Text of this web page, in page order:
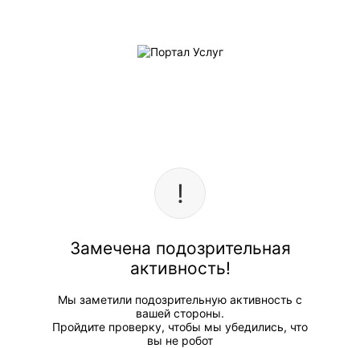
Замечена подозрительная
активность!
Мы заметили подозрительную активность с
вашей стороны.
Пройдите проверку, чтобы мы убедились, что
вы не робот